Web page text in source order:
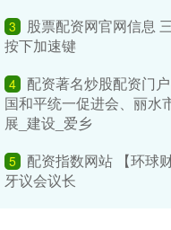
3
股票配资网官网信息
按下加速键
4
配资著名炒股配资门
国和平统一促进会、丽水
展_建设_爱乡
5
配资指数网站 【环球
牙议会议长